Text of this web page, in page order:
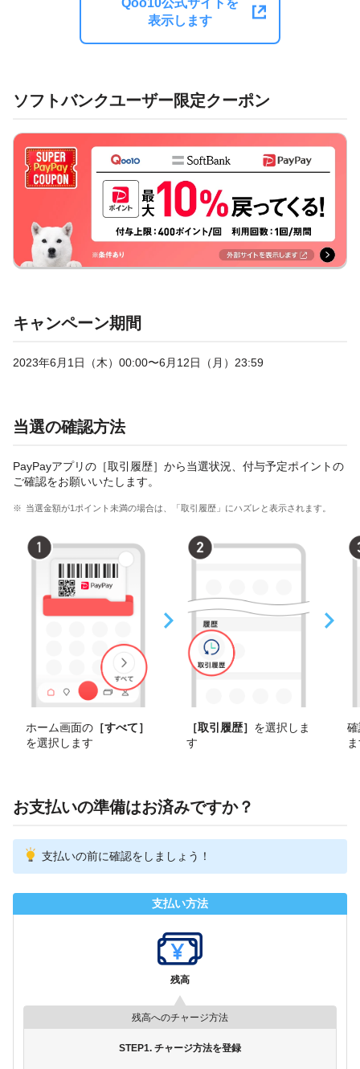
Qoo10公式サイトを
表示します
ソフトバンクユーザー限定クーポン
キャンペーン期間
2023年6月1日（木）00:00〜6月12日（月）23:59
当選の確認方法
PayPayアプリの［取引履歴］から当選状況、付与予定ポイントの
ご確認をお願いいたします。
当選金額が1ポイント未満の場合は、「取引履歴」にハズレと表示されます。
ホーム画面の ［すべて］
を選択します
［取引履歴］ を選択しま
す
お支払いの準備はお済みですか？
支払いの前に確認をしましょう！
支払い方法
残高
残高へのチャージ方法
STEP1. チャージ方法を登録